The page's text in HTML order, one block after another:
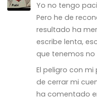
Yo no tengo
Pero he de
resultado ha
escribe lenta,
que tenemos no
El peligro con
de cerrar mi
ha comentado